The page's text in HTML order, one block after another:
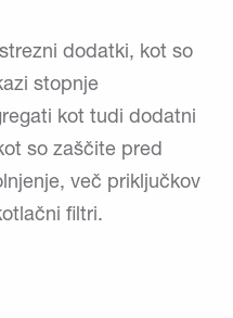
dodatki, kot so
stopnje
kot tudi dodatni
so zaščite pred
več priključkov
filtri.